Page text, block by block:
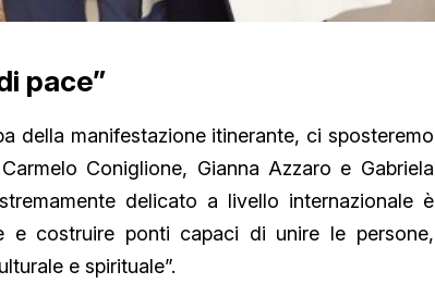
pace”
della manifestazione itinerante, ci sposteremo
Coniglione, Gianna Azzaro e Gabriela
delicato a livello internazionale è
e costruire ponti capaci di unire le persone,
e spirituale”.